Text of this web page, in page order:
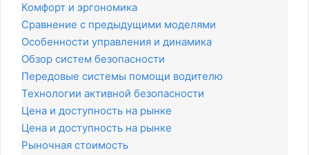
Комфорт и эргономика
Сравнение с предыдущими моделями
Особенности управления и динамика
Обзор систем безопасности
Передовые системы помощи водителю
Технологии активной безопасности
Цена и доступность на рынке
Цена и доступность на рынке
Рыночная стоимость